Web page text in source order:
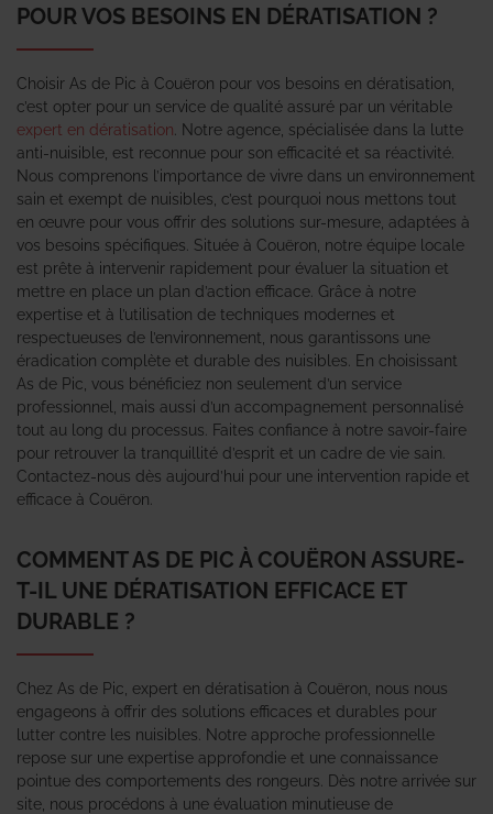
POUR VOS BESOINS EN DÉRATISATION ?
Choisir As de Pic à Couëron pour vos besoins en dératisation,
c’est opter pour un service de qualité assuré par un véritable
expert en dératisation . Notre agence, spécialisée dans la lutte
anti-nuisible, est reconnue pour son efficacité et sa réactivité.
Nous comprenons l’importance de vivre dans un environnement
sain et exempt de nuisibles, c’est pourquoi nous mettons tout
en œuvre pour vous offrir des solutions sur-mesure, adaptées à
vos besoins spécifiques. Située à Couëron, notre équipe locale
est prête à intervenir rapidement pour évaluer la situation et
mettre en place un plan d’action efficace. Grâce à notre
expertise et à l’utilisation de techniques modernes et
respectueuses de l’environnement, nous garantissons une
éradication complète et durable des nuisibles. En choisissant
As de Pic, vous bénéficiez non seulement d’un service
professionnel, mais aussi d’un accompagnement personnalisé
tout au long du processus. Faites confiance à notre savoir-faire
pour retrouver la tranquillité d’esprit et un cadre de vie sain.
Contactez-nous dès aujourd’hui pour une intervention rapide et
efficace à Couëron.
COMMENT AS DE PIC À COUËRON ASSURE-
T-IL UNE DÉRATISATION EFFICACE ET
DURABLE ?
Chez As de Pic, expert en dératisation à Couëron, nous nous
engageons à offrir des solutions efficaces et durables pour
lutter contre les nuisibles. Notre approche professionnelle
repose sur une expertise approfondie et une connaissance
pointue des comportements des rongeurs. Dès notre arrivée sur
site, nous procédons à une évaluation minutieuse de